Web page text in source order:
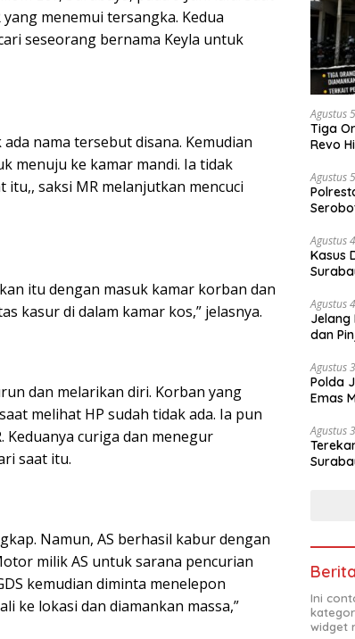
menemui tersangka. Kedua
seseorang bernama Keyla untuk
nama tersebut disana. Kemudian
menuju ke kamar mandi. Ia tidak
saksi MR melanjutkan mencuci
itu dengan masuk kamar korban dan
kasur di dalam kamar kos,” jelasnya.
dan melarikan diri. Korban yang
melihat HP sudah tidak ada. Ia pun
Keduanya curiga dan menegur
saat itu.
Namun, AS berhasil kabur dengan
milik AS untuk sarana pencurian
kemudian diminta menelepon
ke lokasi dan diamankan massa,”
Agustus
Tiga
Revo
Agustus
Agustus
Kasus
Agustus
Jelang
dan
Agustus
Polda
Emas
Agustus
Ini
widget